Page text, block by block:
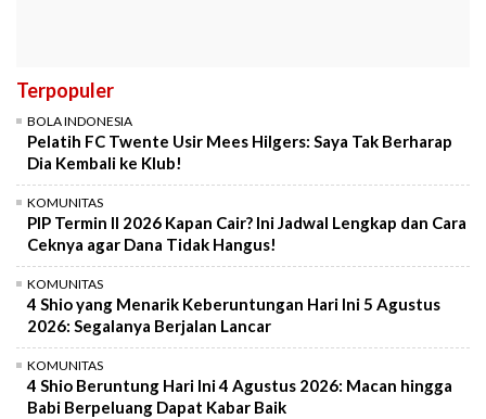
Terpopuler
BOLA INDONESIA
Pelatih FC Twente Usir Mees Hilgers: Saya Tak Berharap
Dia Kembali ke Klub!
KOMUNITAS
PIP Termin II 2026 Kapan Cair? Ini Jadwal Lengkap dan Cara
Ceknya agar Dana Tidak Hangus!
KOMUNITAS
4 Shio yang Menarik Keberuntungan Hari Ini 5 Agustus
2026: Segalanya Berjalan Lancar
KOMUNITAS
4 Shio Beruntung Hari Ini 4 Agustus 2026: Macan hingga
Babi Berpeluang Dapat Kabar Baik